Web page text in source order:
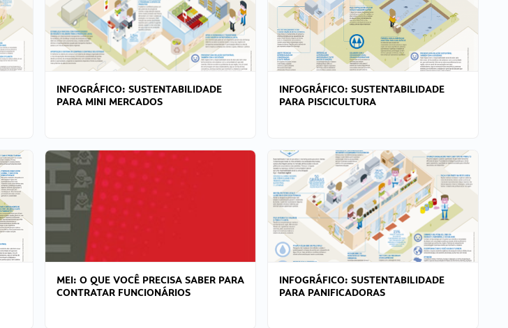
INFOGRÁFICO: SUSTENTABILIDADE
PARA MINI MERCADOS
INFOGRÁFICO: SUSTENTABILIDADE
PARA PISCICULTURA
MEI: O QUE VOCÊ PRECISA SABER PARA
CONTRATAR FUNCIONÁRIOS
INFOGRÁFICO: SUSTENTABILIDADE
PARA PANIFICADORAS